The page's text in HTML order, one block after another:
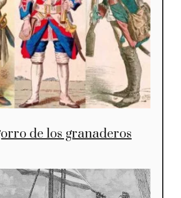
de los granaderos